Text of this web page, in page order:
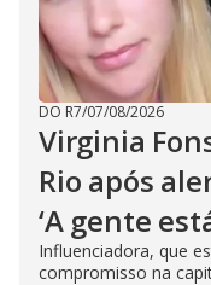
DO R7/07/08/2026
Virginia
Rio após
‘A gente
Influenciadora, que
compromisso na